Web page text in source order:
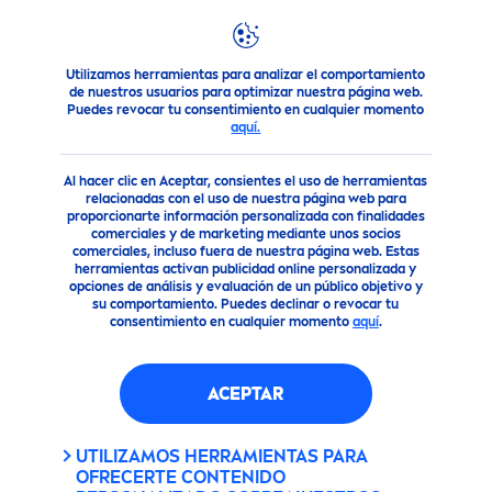
Utilizamos herramientas para analizar el comportamiento
de nuestros usuarios para optimizar nuestra página web.
Puedes revocar tu consentimiento en cualquier momento
aquí.
Al hacer clic en Aceptar, consientes el uso de herramientas
relacionadas con el uso de nuestra página web para
proporcionarte información personalizada con finalidades
comerciales y de marketing mediante unos socios
comerciales, incluso fuera de nuestra página web. Estas
herramientas activan publicidad online personalizada y
opciones de análisis y evaluación de un público objetivo y
su comportamiento. Puedes declinar o revocar tu
consentimiento en cualquier momento aquí.
ACEPTAR
UTILIZAMOS HERRAMIENTAS PARA
OFRECERTE CONTENIDO
NIVEAuna marca de confianza Campañas en Punto de
CUIDÁNDOTE EN TODO
MOMENTO: ÚNETE A LA
LUCHA CONTRA EL
CÁNCER INFANTIL JUNTO A
NIVEAY SOLCA.
CUIDÁNDOTE EN TODO
MENTO: ÚNETE A LA
LUCHA CONTRA EL CÁNCER